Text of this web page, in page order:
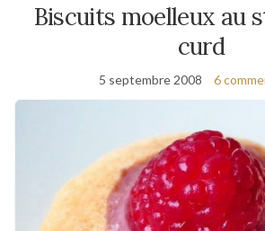
Biscuits moelleux au
curd
5 septembre 2008 6